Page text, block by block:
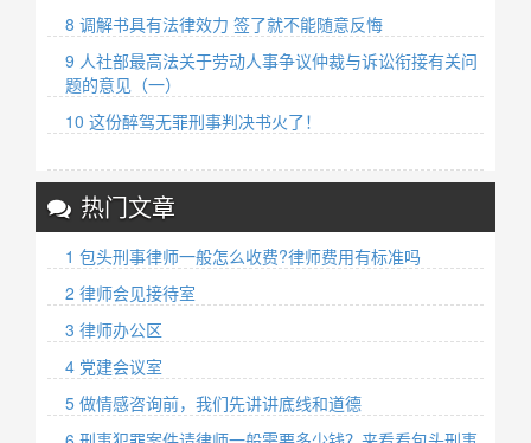
8 调解书具有法律效力 签了就不能随意反悔
9 人社部最高法关于劳动人事争议仲裁与诉讼衔接有关问
题的意见（一）
10 这份醉驾无罪刑事判决书火了！
热门文章
1 包头刑事律师一般怎么收费?律师费用有标准吗
2 律师会见接待室
3 律师办公区
4 党建会议室
5 做情感咨询前，我们先讲讲底线和道德